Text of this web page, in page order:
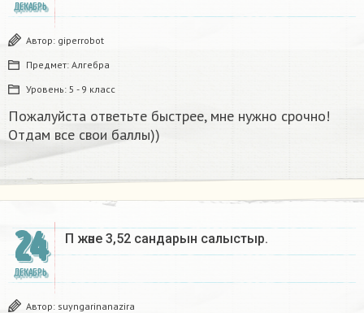
ДЕКАБРЬ
Автор: giperrobot
Предмет: Алгебра
Уровень: 5 - 9 класс
Пожалуйста ответьте быстрее, мне нужно срочно!
Отдам все свои баллы))
24
ДЕКАБРЬ
Π және 3,52 сандарын салыстыр. ​
Автор: suyngarinanazira